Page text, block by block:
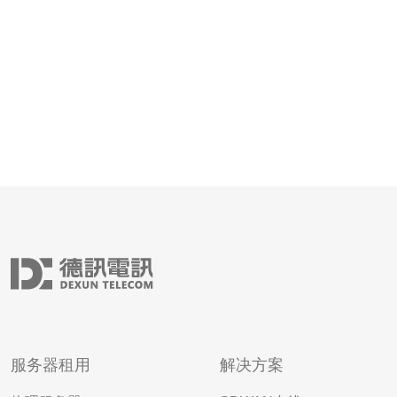
服务器租用 解决方案